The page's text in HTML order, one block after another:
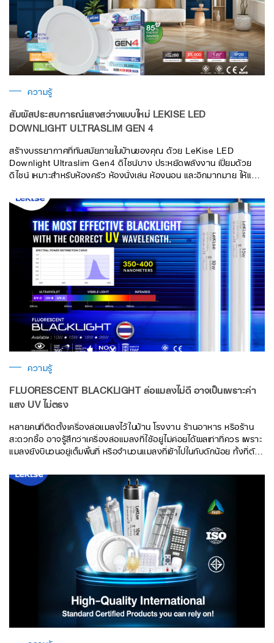
ความรู้
สัมผัสประสบการณ์แสงสว่างแบบใหม่ LEKISE LED
DOWNLIGHT ULTRASLIM GEN 4
สร้างบรรยากาศที่ทันสมัยภายในบ้านของคุณ ด้วย LeKise LED
Downlight Ultraslim Gen4 ดีไซน์บาง ประหยัดพลังงาน เปี่ยมด้วย
ดีไซน์ เหมาะสำหรับห้องครัว ห้องนั่งเล่น ห้องนอน และอีกมากมาย ให้แสง
ความรู้
FLUORESCENT BLACKLIGHT ล่อแมลงไม่ดี อาจเป็นเพราะค่า
แสง UV ไม่ตรง
หลายคนที่ติดตั้งเครื่องล่อแมลงไว้ในบ้าน โรงงาน ร้านอาหาร หรือร้าน
สะดวกซื้อ อาจรู้สึกว่าเครื่องล่อแมลงที่ใช้อยู่ไม่ค่อยได้ผลเท่าที่ควร เพราะ
แมลงยังบินวนอยู่เต็มพื้นที่ หรือจำนวนแมลงที่เข้าไปในกับดักน้อย ทั้งที่ตัว
เกิดจากหลอดไฟ Fluorescent Blacklight ที่ใช้งานอยู่ ซึ่งอาจมีค่าแสง
UV ไม่ตรงกับช่วงที่แมลงตอบสนอง ทำให้ประสิทธิภาพในการล่อแมลงลด